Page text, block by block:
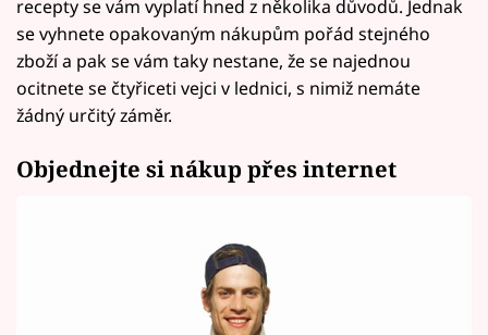
recepty se vám vyplatí hned z několika důvodů. Jednak
se vyhnete opakovaným nákupům pořád stejného
zboží a pak se vám taky nestane, že se najednou
ocitnete se čtyřiceti vejci v lednici, s nimiž nemáte
žádný určitý záměr.
Objednejte si nákup přes internet